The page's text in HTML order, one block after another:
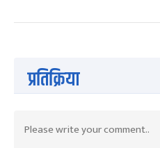
प्रतिक्रिया